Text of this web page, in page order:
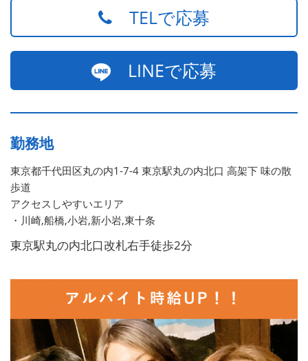
TELで応募
LINEで応募
勤務地
東京都千代田区丸の内1-7-4 東京駅丸の内北口 高架下 味の散
歩道
アクセスしやすいエリア
・川崎,船橋,小岩,新小岩,東十条
東京駅丸の内北口改札右手徒歩2分